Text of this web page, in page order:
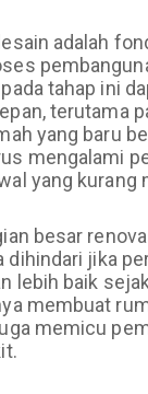
adalah
tahap ini
terutama
yang baru
mengalami
yang kurang
besar
dihindari jika
lebih baik
membuat
memicu